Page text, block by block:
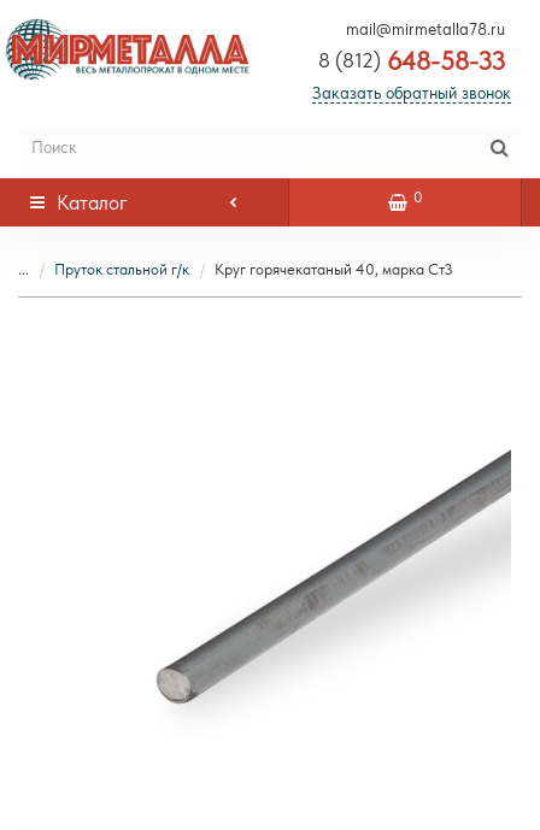
mail@mirmetalla78.ru
8 (812) 648-58-33
Заказать обратный звонок
Каталог 0
... Пруток стальной г/к Круг горячекатаный 40, марка Ст3